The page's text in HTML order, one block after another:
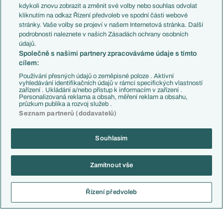
Chance Liga
Niké liga
Liga Portugal
Eredivisie
Liga mistrů
Evropská liga
Konferenční liga
Liga národů
Témata
Představení týmů MS
PL v kostce
Přestupy
Životopisy
Profily, historie
Rozhovory
Tipy a analýzy
Reprezentace
Slovensko
Anglie
Francie
Argentina
Brazílie
Přestupy
Livescore
Tipovací soutěž
Fotbal TV
kdykoli znovu zobrazit a změnit své volby nebo souhlas odvolat
kliknutím na odkaz Řízení předvoleb ve spodní části webové
stránky. Vaše volby se projeví v našem Internetová stránka. Další
podrobnosti naleznete v našich Zásadách ochrany osobních
údajů.
Společně s našimi partnery zpracováváme údaje s tímto
cílem:
Používání přesných údajů o zeměpisné poloze . Aktivní
vyhledávání identifikačních údajů v rámci specifických vlastností
zařízení . Ukládání a/nebo přístup k informacím v zařízení .
Personalizovaná reklama a obsah, měření reklam a obsahu,
průzkum publika a rozvoj služeb .
Seznam partnerů (dodavatelů)
Souhlasím
Zamítnout vše
Řízení předvoleb